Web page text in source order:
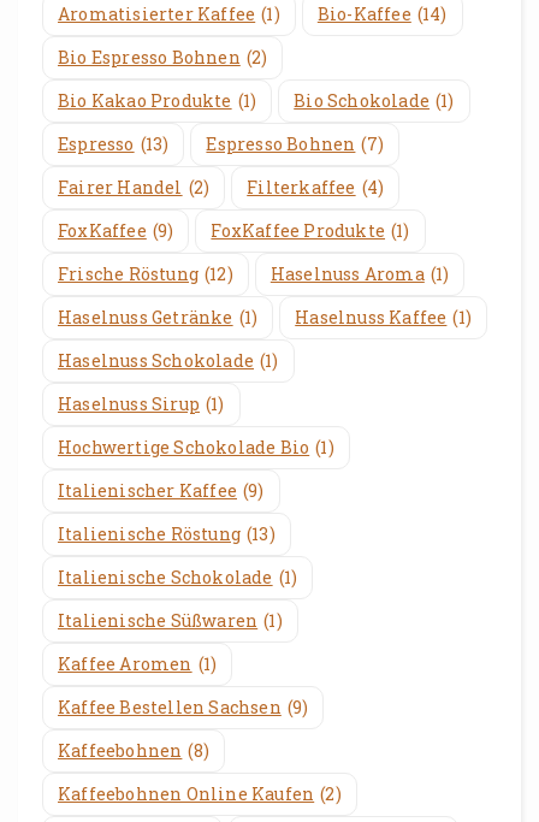
Aromatisierter Kaffee (1) Bio-Kaffee (14)
Bio Espresso Bohnen (2)
Bio Kakao Produkte (1) Bio Schokolade (1)
Espresso (13) Espresso Bohnen (7)
Fairer Handel (2) Filterkaffee (4)
FoxKaffee (9) FoxKaffee Produkte (1)
Frische Röstung (12) Haselnuss Aroma (1)
Haselnuss Getränke (1) Haselnuss Kaffee (1)
Haselnuss Schokolade (1)
Haselnuss Sirup (1)
Hochwertige Schokolade Bio (1)
Italienischer Kaffee (9)
Italienische Röstung (13)
Italienische Schokolade (1)
Italienische Süßwaren (1)
Kaffee Aromen (1)
Kaffee Bestellen Sachsen (9)
Kaffeebohnen (8)
Kaffeebohnen Online Kaufen (2)